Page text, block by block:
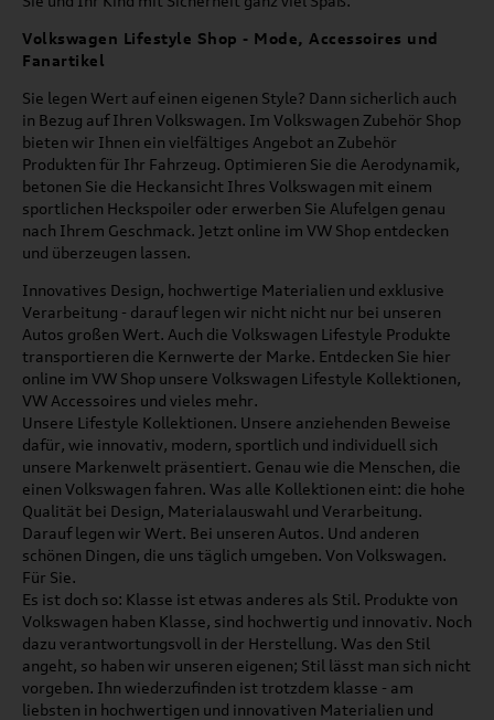
Volkswagen Lifestyle Shop - Mode, Accessoires und
Fanartikel
Sie legen Wert auf einen eigenen Style? Dann sicherlich auch
in Bezug auf Ihren Volkswagen. Im Volkswagen Zubehör Shop
bieten wir Ihnen ein vielfältiges Angebot an Zubehör
Produkten für Ihr Fahrzeug. Optimieren Sie die Aerodynamik,
betonen Sie die Heckansicht Ihres Volkswagen mit einem
sportlichen Heckspoiler oder erwerben Sie Alufelgen genau
nach Ihrem Geschmack. Jetzt online im VW Shop entdecken
und überzeugen lassen.
Innovatives Design, hochwertige Materialien und exklusive
Verarbeitung - darauf legen wir nicht nicht nur bei unseren
Autos großen Wert. Auch die Volkswagen Lifestyle Produkte
transportieren die Kernwerte der Marke. Entdecken Sie hier
online im VW Shop unsere Volkswagen Lifestyle Kollektionen,
VW Accessoires und vieles mehr.
Unsere Lifestyle Kollektionen. Unsere anziehenden Beweise
dafür, wie innovativ, modern, sportlich und individuell sich
unsere Markenwelt präsentiert. Genau wie die Menschen, die
einen Volkswagen fahren. Was alle Kollektionen eint: die hohe
Qualität bei Design, Materialauswahl und Verarbeitung.
Darauf legen wir Wert. Bei unseren Autos. Und anderen
schönen Dingen, die uns täglich umgeben. Von Volkswagen.
Für Sie.
Es ist doch so: Klasse ist etwas anderes als Stil. Produkte von
Volkswagen haben Klasse, sind hochwertig und innovativ. Noch
dazu verantwortungsvoll in der Herstellung. Was den Stil
angeht, so haben wir unseren eigenen; Stil lässt man sich nicht
vorgeben. Ihn wiederzufinden ist trotzdem klasse - am
liebsten in hochwertigen und innovativen Materialien und